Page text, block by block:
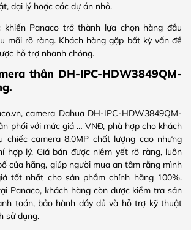
đại lý hoặc các dự án nhỏ.
khiến Panaco trở thành lựa chọn hàng đầu
mãi rõ ràng. Khách hàng gặp bất kỳ vấn đề
hỗ trợ nhanh chóng.
thân DH-IPC-HDW3849QM-
camera Dahua DH-IPC-HDW3849QM-
phối với mức giá … VNĐ, phù hợp cho khách
chiếc camera 8.0MP chất lượng cao nhưng
hợp lý. Giá bán được niêm yết rõ ràng, luôn
của hãng, giúp người mua an tâm rằng mình
tốt nhất cho sản phẩm chính hãng 100%.
Panaco, khách hàng còn được kiểm tra sản
toán, bảo hành đầy đủ và hỗ trợ kỹ thuật
sử dụng.